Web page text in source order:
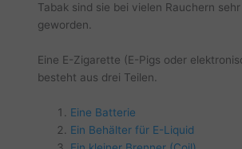
Tabak sind sie bei vielen Rauchern
geworden.
Eine E-Zigarette (E-Pigs oder
besteht aus drei Teilen.
Eine Batterie
Ein Behälter für E-Liquid